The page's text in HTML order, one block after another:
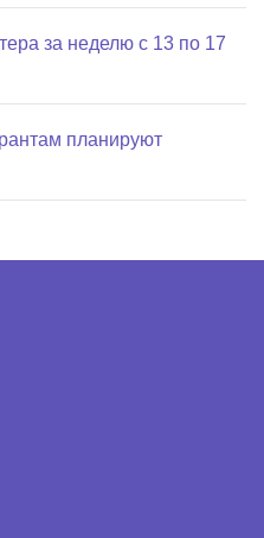
за неделю с 13 по 17
планируют